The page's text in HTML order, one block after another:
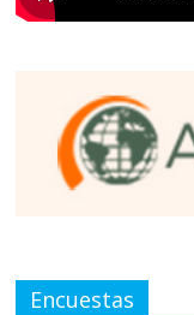
Encuestas